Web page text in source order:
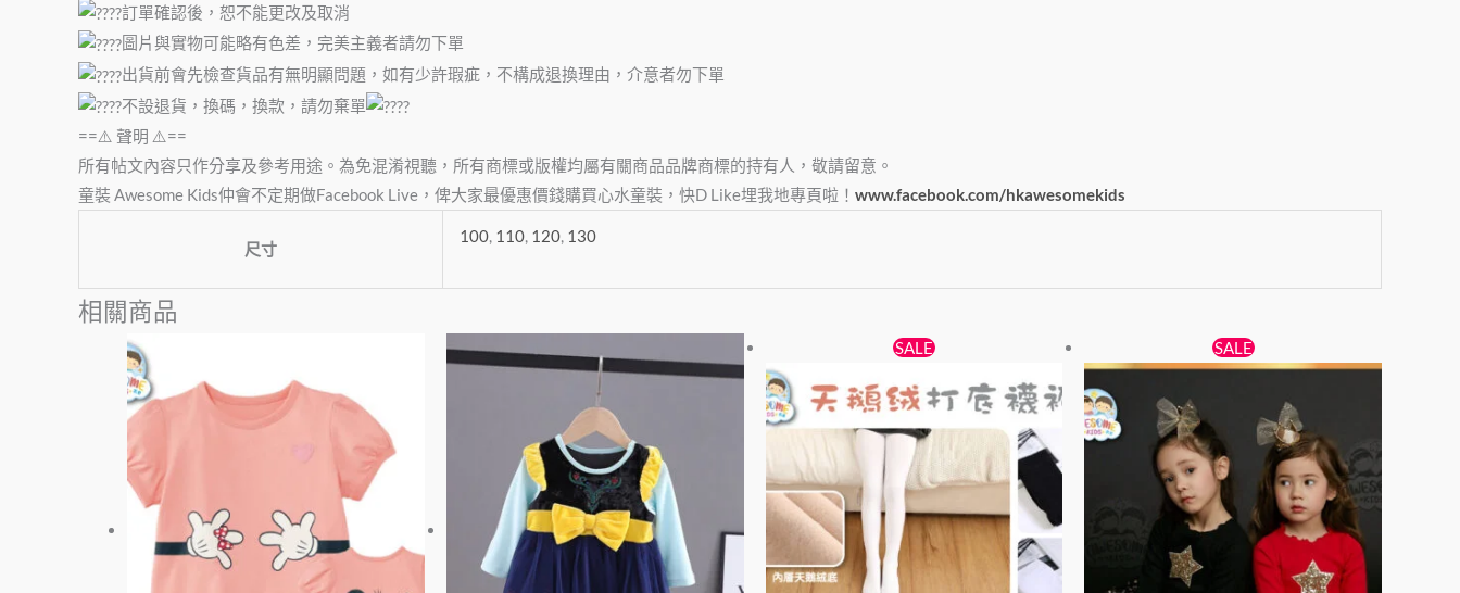
訂單確認後，恕不能更改及取消
圖片與實物可能略有色差，完美主義者請勿下單
出貨前會先檢查貨品有無明顯問題，如有少許瑕疵，不構成退換理由，介意者勿下單
不設退貨，換碼，換款，請勿棄單
==⚠️ 聲明 ⚠️==
所有帖文內容只作分享及參考用途。為免混淆視聽，所有商標或版權均屬有關商品品牌商標的持有人，敬請留意。
童裝 Awesome Kids仲會不定期做Facebook Live，俾大家最優惠價錢購買心水童裝，快D Like埋我地專頁啦！ www.facebook.com/hkawesomekids
尺寸
100, 110, 120, 130
相關商品
品
種
款
式。
產
多
種
款
式。
可
SALE
價
格：
$38。
目
價
格：
$25。
品
有
多
種
款
式。
可
SALE
始
格：
$138。
目
前
$89。
產
多
種
款
式。
可